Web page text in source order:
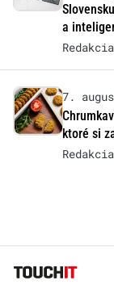
a
7.
ktoré si